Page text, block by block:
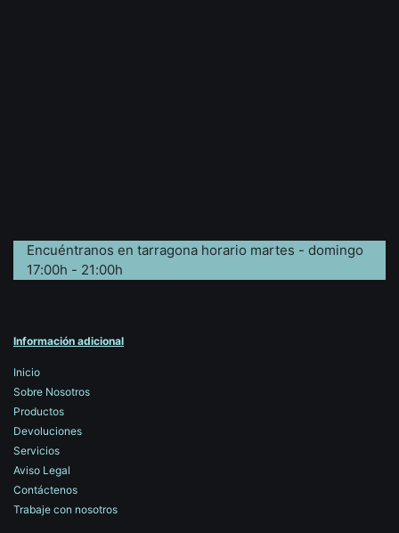
Encuéntranos en tarragona horario martes - domingo
17:00h - 21:00h
Información adicional
Inicio
Sobre Nosotros
Productos
Devoluciones
Servicios
Aviso Legal
Contáctenos
Trabaje con nosotros